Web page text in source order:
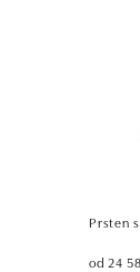
Prsten
od 24